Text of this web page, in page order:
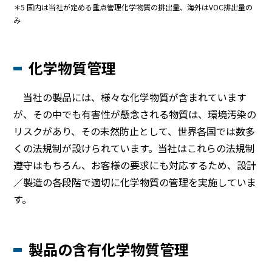
＊5 国内は当社が定める重点管理化学物質の排出量、海外はVOC排出量の
み
化学物質管理
当社の製品には、様々な化学物質が含まれています
が、その中でも有害性が懸念される物質は、環境汚染の
リスクがあり、その未然防止として、世界各国では数多
くの法規制が設けられています。当社はこれらの法規制
遵守はもちろん、お客様の要求にも対応するため、設計
／製造の各段階で適切に化学物質の管理を実施していま
す。
製品の含有化学物質管理